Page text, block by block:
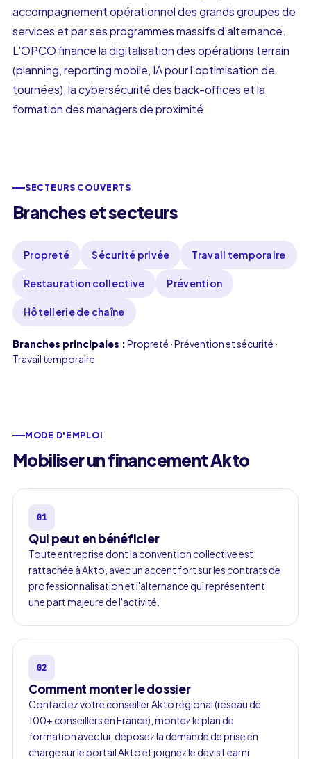
accompagnement opérationnel des grands groupes de
services et par ses programmes massifs d'alternance.
L'OPCO finance la digitalisation des opérations terrain
(planning, reporting mobile, IA pour l'optimisation de
tournées), la cybersécurité des back-offices et la
formation des managers de proximité.
SECTEURS COUVERTS
Branches et secteurs
Propreté Sécurité privée Travail temporaire
Restauration collective Prévention
Hôtellerie de chaîne
Branches principales :Propreté · Prévention et sécurité ·
Travail temporaire
MODE D'EMPLOI
Mobiliser un financement Akto
01
Qui peut en bénéficier
Toute entreprise dont la convention collective est
rattachée à Akto, avec un accent fort sur les contrats de
professionnalisation et l'alternance qui représentent
une part majeure de l'activité.
02
Comment monter le dossier
Contactez votre conseiller Akto régional (réseau de
100+ conseillers en France), montez le plan de
formation avec lui, déposez la demande de prise en
charge sur le portail Akto et joignez le devis Learni